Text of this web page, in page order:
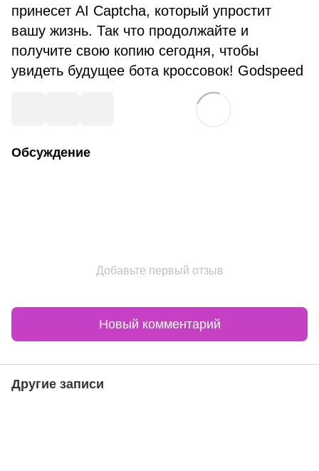
принесет AI Captcha, который упростит
вашу жизнь. Так что продолжайте и
получите свою копию сегодня, чтобы
увидеть будущее бота кроссовок! Godspeed
Обсуждение
Добавьте первый отзыв
Новый комментарий
Другие записи